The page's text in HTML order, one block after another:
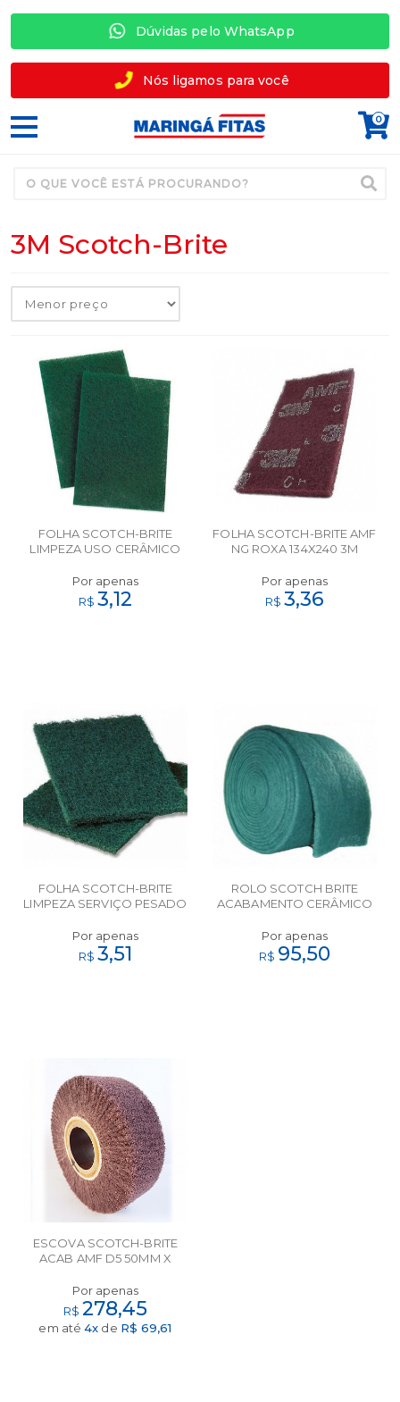
Dúvidas pelo WhatsApp
Nós ligamos para você
0
3M Scotch-Brite
FOLHA SCOTCH-BRITE
LIMPEZA USO CERÂMICO
Por apenas
R$ 3,12
FOLHA SCOTCH-BRITE AMF
NG ROXA 134X240 3M
Por apenas
R$ 3,36
FOLHA SCOTCH-BRITE
LIMPEZA SERVIÇO PESADO
Por apenas
R$ 3,51
ROLO SCOTCH BRITE
ACABAMENTO CERÂMICO
Por apenas
R$ 95,50
ESCOVA SCOTCH-BRITE
ACAB AMF D5 50MM X
Por apenas
R$ 278,45
em até4x de R$ 69,61